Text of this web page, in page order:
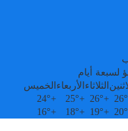
لسبعة أيام
الثلاثاء الأربعاء الخميس
26°
+
26°
+
25°
+
24°
20°
+
19°
+
18°
+
16°